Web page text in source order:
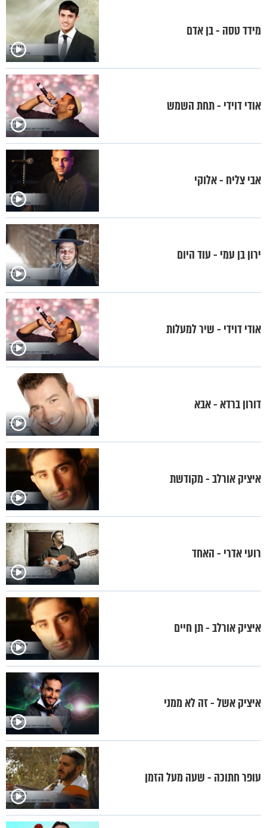
מידד טסה - בן אדם
אודי דוידי - תחת השמש
אבי צליח - אלוקי
ירון בן עמי - עוד היום
אודי דוידי - שיר למעלות
דורון ברדא - אבא
איציק אורלב - מקודשת
רועי אדרי - האחד
איציק אורלב - תן חיים
איציק אשל - זה לא ממני
עופר חתוכה - שעה מעל הזמן